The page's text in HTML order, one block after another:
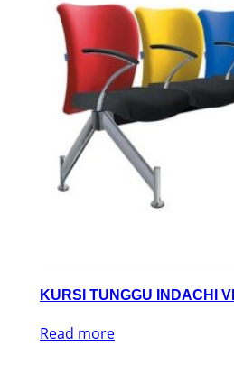
KURSI TUNGGU INDACHI
Read more